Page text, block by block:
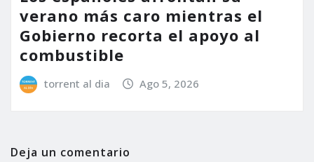
verano más caro mientras el
Gobierno recorta el apoyo al
combustible
torrent al dia Ago 5, 2026
Deja un comentario